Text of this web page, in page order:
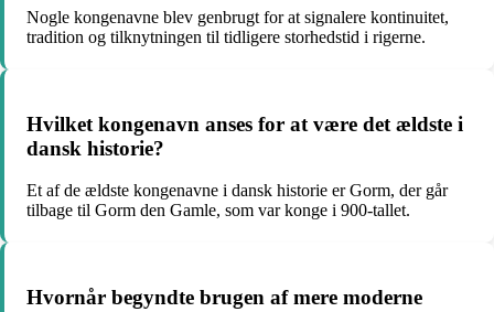
Nogle kongenavne blev genbrugt for at signalere kontinuitet,
tradition og tilknytningen til tidligere storhedstid i rigerne.
Hvilket kongenavn anses for at være det ældste i
dansk historie?
Et af de ældste kongenavne i dansk historie er Gorm, der går
tilbage til Gorm den Gamle, som var konge i 900-tallet.
Hvornår begyndte brugen af mere moderne